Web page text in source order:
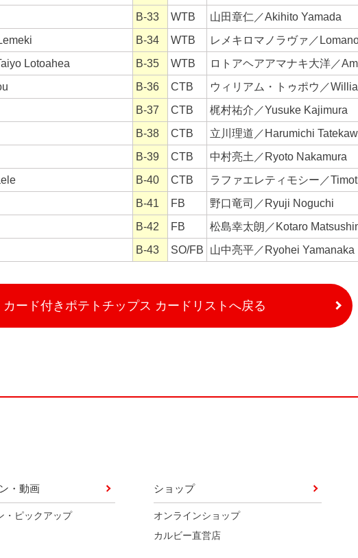
B-33 WTB
山田章仁／Akihito Yamada
B-34 WTB
レメキロマノラヴァ／
Lotoahea B-35 WTB
ロトアヘアアマナキ大洋／
B-36 CTB
ウィリアム・トゥポウ／
B-37 CTB
梶村祐介／Yusuke Kajimura
B-38 CTB
立川理道／Harumichi
B-39 CTB
中村亮土／Ryoto Nakamura
B-40 CTB
ラファエレティモシー／
B-41 FB
野口竜司／Ryuji Noguchi
B-42 FB
松島幸太朗／Kotaro
B-43 SO/FB 山中亮平／Ryohei Yamanaka
カード付きポテトチップス カードリストへ戻る
・動画
・ピックアップ
ショップ
オンラインショップ
カルビー直営店